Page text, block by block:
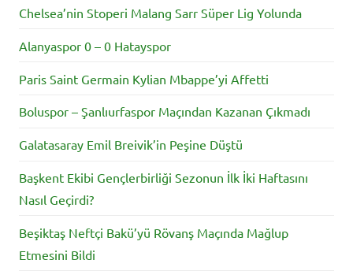
Chelsea’nin Stoperi Malang Sarr Süper Lig Yolunda
Alanyaspor 0 – 0 Hatayspor
Paris Saint Germain Kylian Mbappe’yi Affetti
Boluspor – Şanlıurfaspor Maçından Kazanan Çıkmadı
Galatasaray Emil Breivik’in Peşine Düştü
Başkent Ekibi Gençlerbirliği Sezonun İlk İki Haftasını
Nasıl Geçirdi?
Beşiktaş Neftçi Bakü’yü Rövanş Maçında Mağlup
Etmesini Bildi